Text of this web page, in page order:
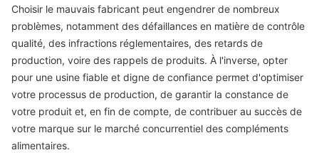
Choisir le mauvais fabricant peut engendrer de nombreux
problèmes, notamment des défaillances en matière de contrôle
qualité, des infractions réglementaires, des retards de
production, voire des rappels de produits. À l'inverse, opter
pour une usine fiable et digne de confiance permet d'optimiser
votre processus de production, de garantir la constance de
votre produit et, en fin de compte, de contribuer au succès de
votre marque sur le marché concurrentiel des compléments
alimentaires.